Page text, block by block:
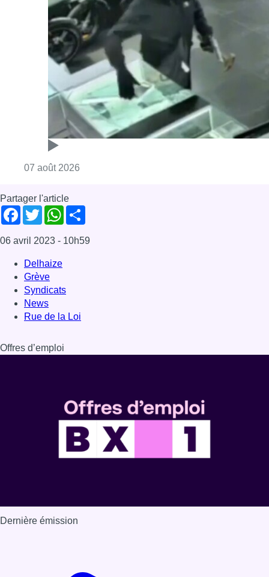
07 août 2026Consulter l'article "Deux mineurs
Partager l'article
Facebook
TwitterWhatsApp
Share
06 avril 2023 - 10h59
Delhaize
Syndicats
News
Rue de la Loi